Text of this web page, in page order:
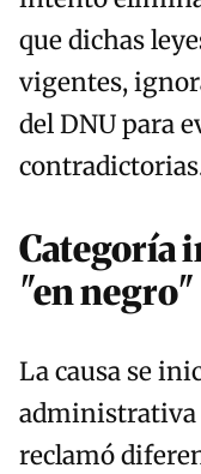
que dichas
vigentes,
del DNU para
Categoría
"en negro"
La causa se
administrativa
reclamó